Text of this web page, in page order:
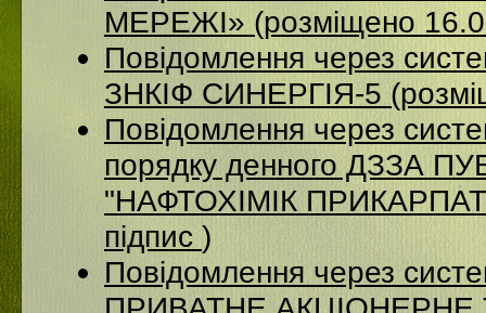
МЕРЕЖІ» (розміщено
Повідомлення через
ЗНКІФ СИНЕРГІЯ-5
Повідомлення через
порядку денного ДЗЗА
"НАФТОХІМІК
підпис )
Повідомлення через